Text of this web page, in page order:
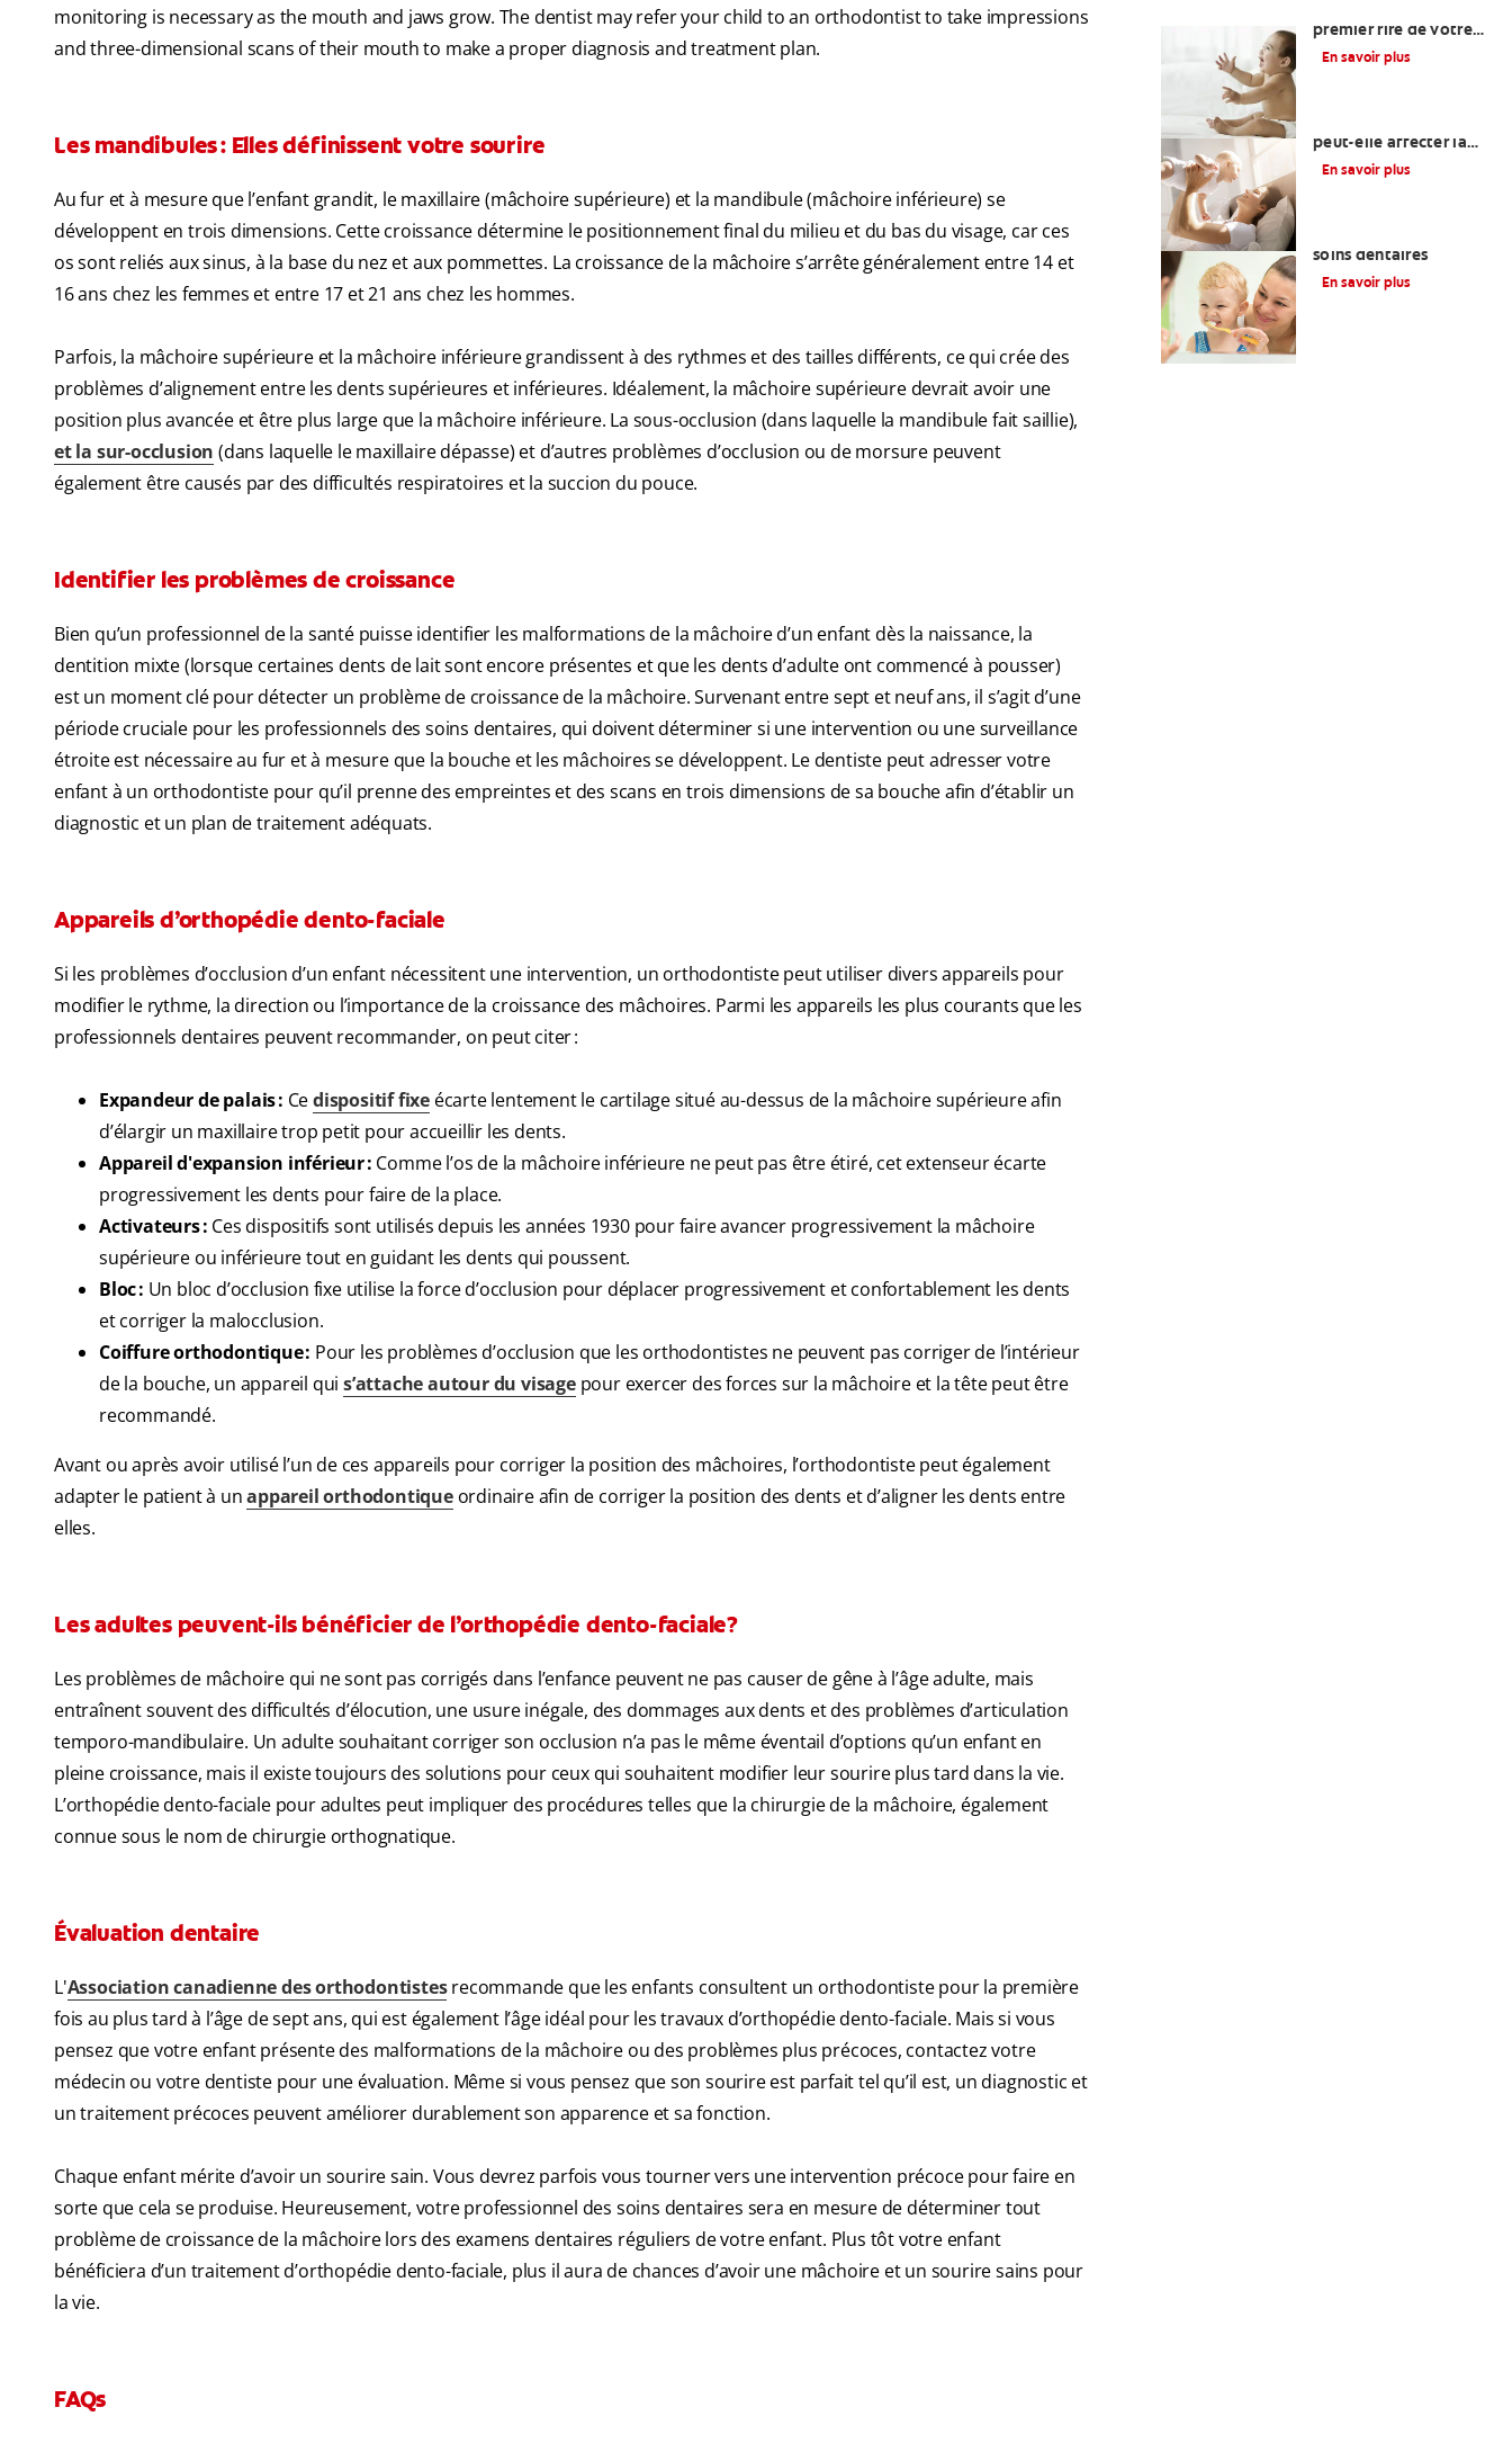
monitoring is necessary as the mouth and jaws grow. The dentist may refer your child to an orthodontist to take impressions
and three-dimensional scans of their mouth to make a proper diagnosis and treatment plan.
Les mandibules : Elles définissent votre sourire
Au fur et à mesure que l’enfant grandit, le maxillaire (mâchoire supérieure) et la mandibule (mâchoire inférieure) se
développent en trois dimensions. Cette croissance détermine le positionnement final du milieu et du bas du visage, car ces
os sont reliés aux sinus, à la base du nez et aux pommettes. La croissance de la mâchoire s’arrête généralement entre 14 et
16 ans chez les femmes et entre 17 et 21 ans chez les hommes.
Parfois, la mâchoire supérieure et la mâchoire inférieure grandissent à des rythmes et des tailles différents, ce qui crée des
problèmes d’alignement entre les dents supérieures et inférieures. Idéalement, la mâchoire supérieure devrait avoir une
position plus avancée et être plus large que la mâchoire inférieure. La sous-occlusion (dans laquelle la mandibule fait saillie),
et la sur-occlusion (dans laquelle le maxillaire dépasse) et d’autres problèmes d’occlusion ou de morsure peuvent
également être causés par des difficultés respiratoires et la succion du pouce.
Identifier les problèmes de croissance
Bien qu’un professionnel de la santé puisse identifier les malformations de la mâchoire d’un enfant dès la naissance, la
dentition mixte (lorsque certaines dents de lait sont encore présentes et que les dents d’adulte ont commencé à pousser)
est un moment clé pour détecter un problème de croissance de la mâchoire. Survenant entre sept et neuf ans, il s’agit d’une
période cruciale pour les professionnels des soins dentaires, qui doivent déterminer si une intervention ou une surveillance
étroite est nécessaire au fur et à mesure que la bouche et les mâchoires se développent. Le dentiste peut adresser votre
enfant à un orthodontiste pour qu’il prenne des empreintes et des scans en trois dimensions de sa bouche afin d’établir un
diagnostic et un plan de traitement adéquats.
Appareils d’orthopédie dento-faciale
Si les problèmes d’occlusion d’un enfant nécessitent une intervention, un orthodontiste peut utiliser divers appareils pour
modifier le rythme, la direction ou l’importance de la croissance des mâchoires. Parmi les appareils les plus courants que les
professionnels dentaires peuvent recommander, on peut citer :
Expandeur de palais : Cedispositif fixe écarte lentement le cartilage situé au-dessus de la mâchoire supérieure afin
d’élargir un maxillaire trop petit pour accueillir les dents.
Appareil d'expansion inférieur : Comme l’os de la mâchoire inférieure ne peut pas être étiré, cet extenseur écarte
progressivement les dents pour faire de la place.
Activateurs : Ces dispositifs sont utilisés depuis les années 1930 pour faire avancer progressivement la mâchoire
supérieure ou inférieure tout en guidant les dents qui poussent.
Bloc : Un bloc d’occlusion fixe utilise la force d’occlusion pour déplacer progressivement et confortablement les dents
et corriger la malocclusion.
Coiffure orthodontique : Pour les problèmes d’occlusion que les orthodontistes ne peuvent pas corriger de l’intérieur
de la bouche, un appareil quis’attache autour du visagepour exercer des forces sur la mâchoire et la tête peut être
recommandé.
Avant ou après avoir utilisé l’un de ces appareils pour corriger la position des mâchoires, l’orthodontiste peut également
adapter le patient à unappareil orthodontiqueordinaire afin de corriger la position des dents et d’aligner les dents entre
elles.
Les adultes peuvent-ils bénéficier de l’orthopédie dento-faciale?
Les problèmes de mâchoire qui ne sont pas corrigés dans l’enfance peuvent ne pas causer de gêne à l’âge adulte, mais
entraînent souvent des difficultés d’élocution, une usure inégale, des dommages aux dents et des problèmes d’articulation
temporo-mandibulaire. Un adulte souhaitant corriger son occlusion n’a pas le même éventail d’options qu’un enfant en
pleine croissance, mais il existe toujours des solutions pour ceux qui souhaitent modifier leur sourire plus tard dans la vie.
L’orthopédie dento-faciale pour adultes peut impliquer des procédures telles que la chirurgie de la mâchoire, également
connue sous le nom de chirurgie orthognatique.
Évaluation dentaire
L'Association canadienne des orthodontistesrecommande que les enfants consultent un orthodontiste pour la première
fois au plus tard à l’âge de sept ans, qui est également l’âge idéal pour les travaux d’orthopédie dento-faciale. Mais si vous
pensez que votre enfant présente des malformations de la mâchoire ou des problèmes plus précoces, contactez votre
médecin ou votre dentiste pour une évaluation. Même si vous pensez que son sourire est parfait tel qu’il est, un diagnostic et
un traitement précoces peuvent améliorer durablement son apparence et sa fonction.
Chaque enfant mérite d’avoir un sourire sain. Vous devrez parfois vous tourner vers une intervention précoce pour faire en
sorte que cela se produise. Heureusement, votre professionnel des soins dentaires sera en mesure de déterminer tout
problème de croissance de la mâchoire lors des examens dentaires réguliers de votre enfant. Plus tôt votre enfant
bénéficiera d’un traitement d’orthopédie dento-faciale, plus il aura de chances d’avoir une mâchoire et un sourire sains pour
la vie.
FAQs
premier rire de votre
bébé et d’autres
étapes importantes?
En savoir plus
peut-elle affecter la
santé bucco-dentaire
de votre bébé?
En savoir plus
soins dentaires
En savoir plus